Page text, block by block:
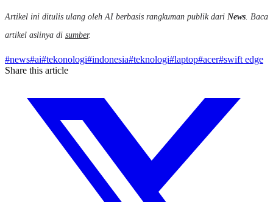
Artikel ini ditulis ulang oleh AI berbasis rangkuman publik dari News . Baca
artikel aslinya di sumber.
#news#ai#tekonologi#indonesia#teknologi#laptop#acer#swift edge
Share this article